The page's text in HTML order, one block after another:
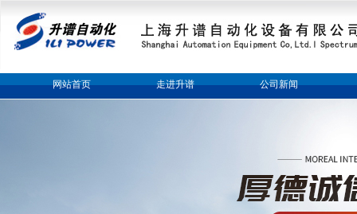
网站首页 走进升谱 公司新闻